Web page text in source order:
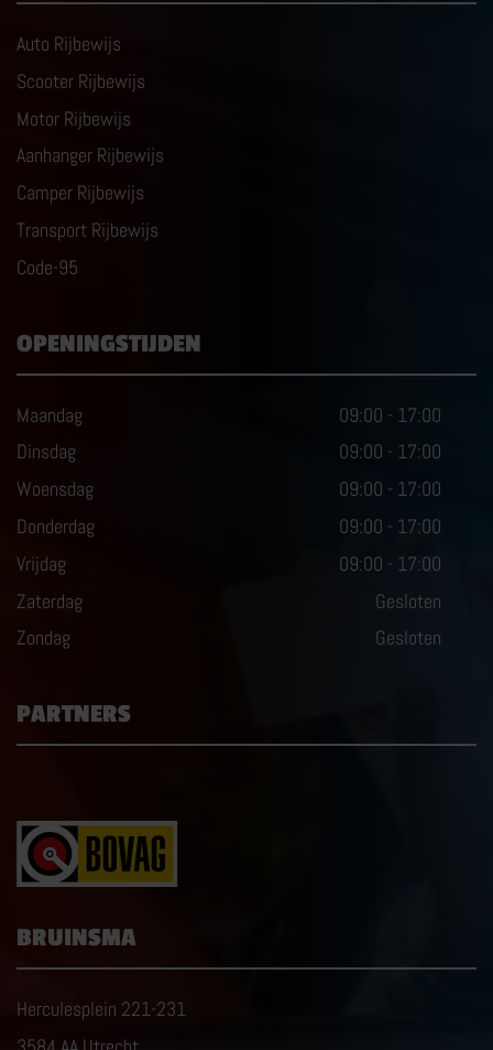
Auto Rijbewijs
Scooter Rijbewijs
Motor Rijbewijs
Aanhanger Rijbewijs
Camper Rijbewijs
Transport Rijbewijs
Code-95
OPENINGSTIJDEN
Maandag 09:00 - 17:00
Dinsdag
09:00 - 17:00
Woensdag
09:00 - 17:00
Donderdag
09:00 - 17:00
Vrijdag
09:00 - 17:00
Zaterdag
Gesloten
Zondag
Gesloten
PARTNERS
BRUINSMA
Herculesplein 221-231